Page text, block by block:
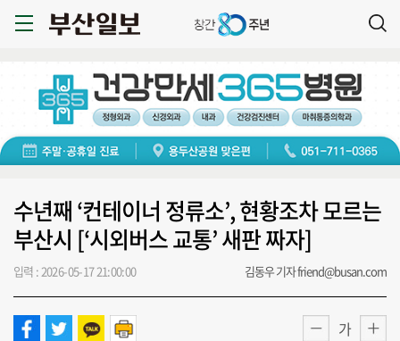
수년째 ‘컨테이너 정류소’, 현황조차 모르는
부산시 [‘시외버스 교통’ 새판 짜자]
입력 : 2026-05-17 21:00:00 김동우 기자 friend@busan.com
가